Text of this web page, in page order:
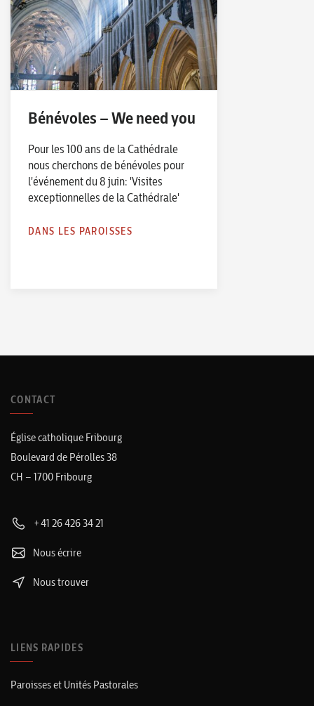
Bénévoles – We need you
Pour les 100 ans de la Cathédrale
nous cherchons de bénévoles pour
l'événement du 8 juin: 'Visites
exceptionnelles de la Cathédrale'
DANS LES PAROISSES
CONTACT
Église catholique Fribourg
Boulevard de Pérolles 38
CH – 1700 Fribourg
+41 26 426 34 21
Nous écrire
Nous trouver
LIENS RAPIDES
Paroisses et Unités Pastorales